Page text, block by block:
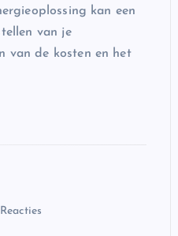
kan een
van je
van de kosten en het